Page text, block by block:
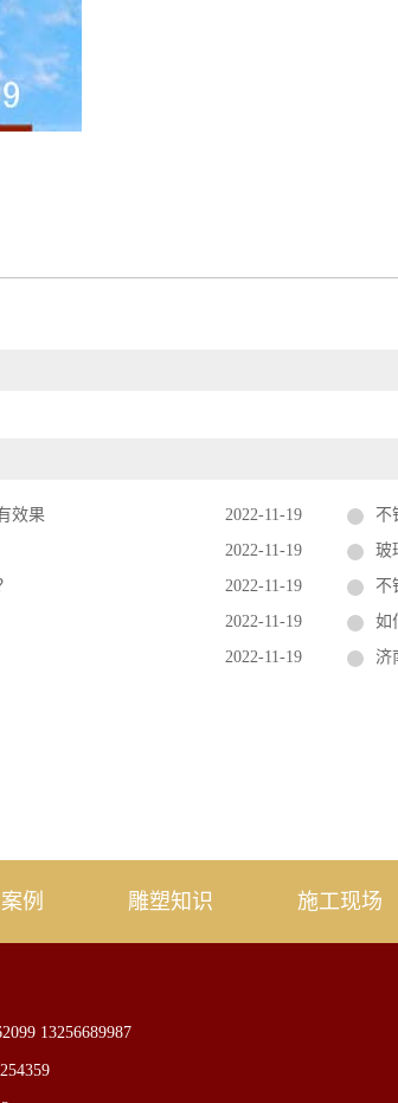
效果 2022-11-19 不
2022-11-19 玻
2022-11-19 不
2022-11-19 如
2022-11-19 济
例 雕塑知识 施工现场
13256689987